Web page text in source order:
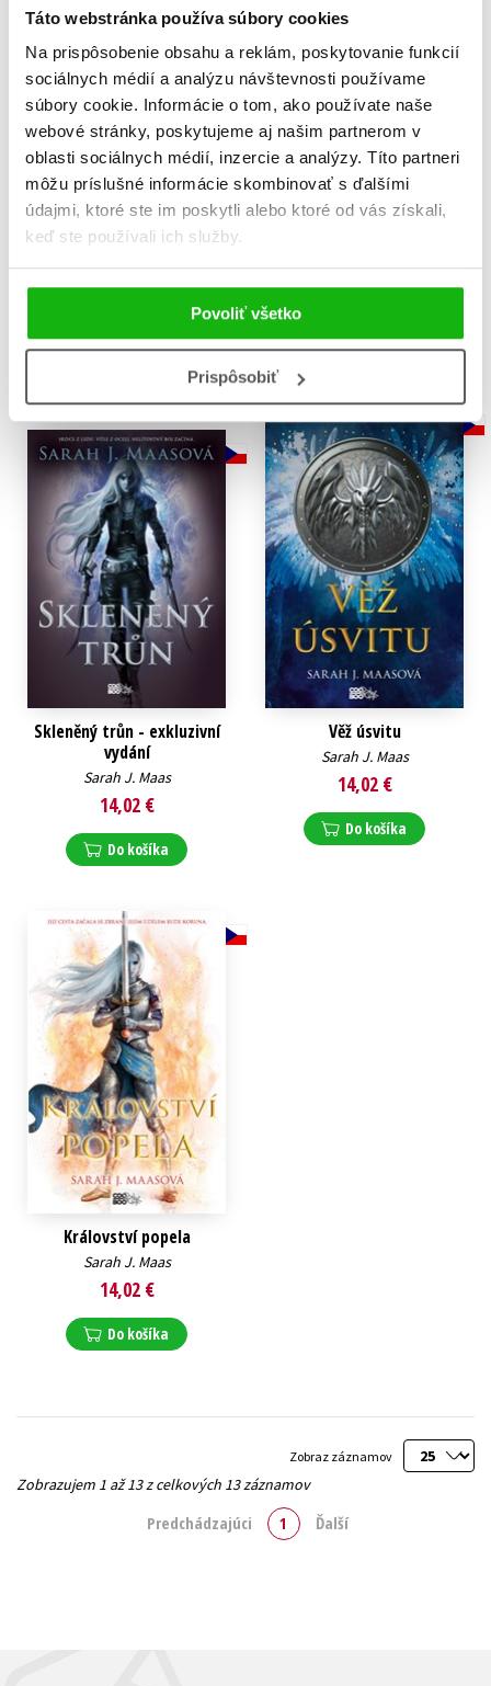
Táto webstránka používa súbory cookies
Na prispôsobenie obsahu a reklám, poskytovanie funkcií
sociálnych médií a analýzu návštevnosti používame
súbory cookie. Informácie o tom, ako používate naše
webové stránky, poskytujeme aj našim partnerom v
oblasti sociálnych médií, inzercie a analýzy. Títo partneri
môžu príslušné informácie skombinovať s ďalšími
údajmi, ktoré ste im poskytli alebo ktoré od vás získali,
keď ste používali ich služby.
Povoliť všetko
Prispôsobiť
Dědička ohně
Sarah J. Maas
16,99 €
Do košíka
Sarah J. Maas
15,72 €
Do košíka
Skleněný trůn - exkluzivní
vydání
Sarah J. Maas
14,02 €
Do košíka
Věž úsvitu
Sarah J. Maas
14,02 €
Do košíka
Království popela
Sarah J. Maas
14,02 €
Do košíka
Zobraz záznamov
Zobrazujem 1 až 13 z celkových 13 záznamov
Predchádzajúci 1 Ďalší